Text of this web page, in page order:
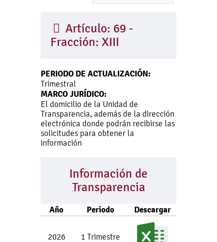
Artículo: 69 -
Fracción: XIII
PERIODO DE ACTUALIZACIÓN:
Trimestral
MARCO JURÍDICO:
El domicilio de la Unidad de
Transparencia, además de la dirección
electrónica donde podrán recibirse las
solicitudes para obtener la
información
Información de
Transparencia
Año Periodo Descargar
2026 1 Trimestre